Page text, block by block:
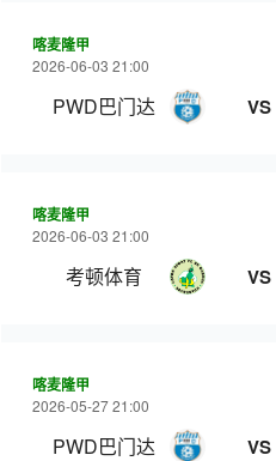
喀麦隆甲
2026-06-03 21:00
PWD巴门达 VS
喀麦隆甲
2026-06-03 21:00
考顿体育 VS
喀麦隆甲
2026-05-27 21:00
PWD巴门达 VS